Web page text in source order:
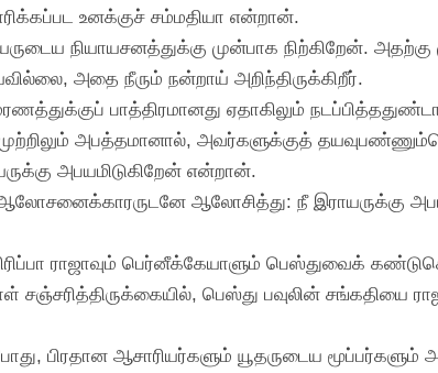
உனக்குச் சம்மதியா என்றான்.
நியாயசனத்துக்கு முன்பாக நிற்கிறேன். அதற்கு
அதை நீரும் நன்றாய் அறிந்திருக்கிறீர்.
பாத்திரமானது ஏதாகிலும்
அபத்தமானால், அவர்களுக்குத்
அபயமிடுகிறேன் என்றான்.
ஆலோசித்து: நீ இராயருக்கு
ராஜாவும் பெர்னீக்கேயாளும் பெஸ்துவைக்
பெஸ்து பவுலின் சங்கதியை
பிரதான ஆசாரியர்களும் யூதருடைய